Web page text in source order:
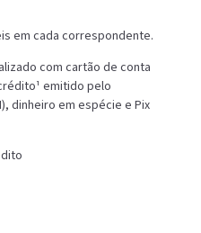
em cada correspondente.
com cartão de conta
emitido pelo
dinheiro em espécie e Pix